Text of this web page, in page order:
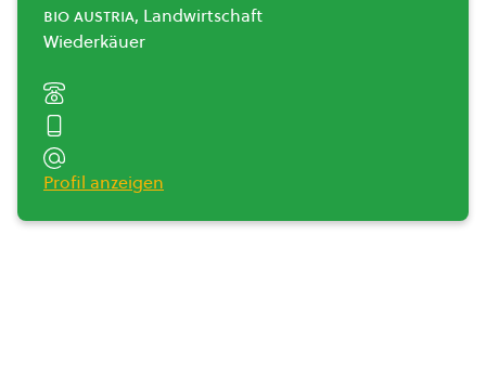
bio austria, Landwirtschaft
Wiederkäuer
Profil anzeigen